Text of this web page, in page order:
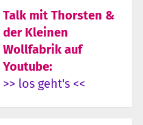
Talk mit Thorsten &
der Kleinen
Wollfabrik auf
Youtube:
>> los geht's <<